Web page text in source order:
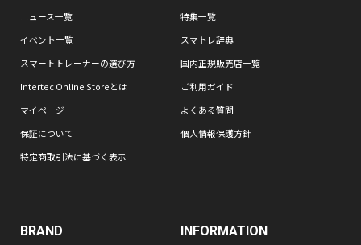
ニュース一覧
特集一覧
イベント一覧
スマトレ辞典
スマートトレーナーの選び方
国内正規販売店一覧
Intertec Online Storeとは
ご利用ガイド
マイページ
よくある質問
保証について
個人情報保護方針
特定商取引法に基づく表示
BRAND INFORMATION